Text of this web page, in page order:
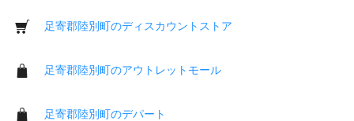
足寄郡陸別町のディスカウントストア
足寄郡陸別町のアウトレットモール
足寄郡陸別町のデパート